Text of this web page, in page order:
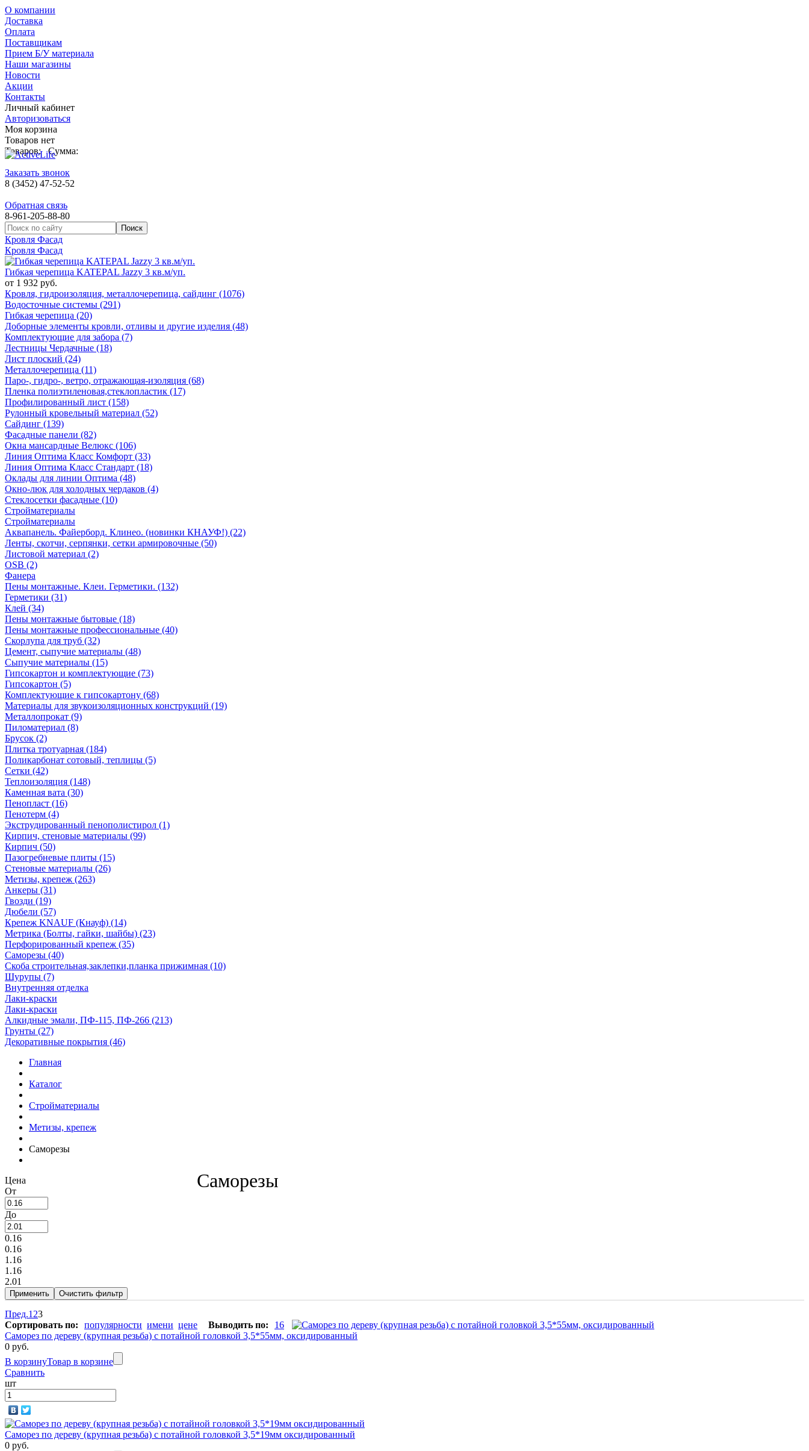
О компании
Доставка
Оплата
Поставщикам
Прием Б/У материала
Наши магазины
Новости
Акции
Контакты
Личный кабинет
Авторизоваться
Моя корзина
Товаров нет
Товаров: Сумма:
Заказать звонок
8 (3452) 47-52-52
Обратная связь
8-961-205-88-80
Кровля Фасад
Кровля Фасад
Гибкая черепица KATEPAL Jazzy 3 кв.м/уп.
от 1 932 руб.
Кровля, гидроизоляция, металлочерепица, сайдинг (1076)
Водосточные системы (291)
Гибкая черепица (20)
Доборные элементы кровли, отливы и другие изделия (48)
Комплектующие для забора (7)
Лестницы Чердачные (18)
Лист плоский (24)
Металлочерепица (11)
Паро-, гидро-, ветро, отражающая-изоляция (68)
Пленка полиэтиленовая,стеклопластик (17)
Профилированный лист (158)
Рулонный кровельный материал (52)
Сайдинг (139)
Фасадные панели (82)
Окна мансардные Велюкс (106)
Линия Оптима Класс Комфорт (33)
Линия Оптима Класс Стандарт (18)
Оклады для линии Оптима (48)
Окно-люк для холодных чердаков (4)
Стеклосетки фасадные (10)
Стройматериалы
Стройматериалы
Аквапанель. Файерборд. Клинео. (новинки КНАУФ!) (22)
Ленты, скотчи, серпянки, сетки армировочные (50)
Листовой материал (2)
OSB (2)
Фанера
Пены монтажные. Клеи. Герметики. (132)
Герметики (31)
Клей (34)
Пены монтажные бытовые (18)
Пены монтажные профессиональные (40)
Скорлупа для труб (32)
Цемент, сыпучие материалы (48)
Сыпучие материалы (15)
Гипсокартон и комплектующие (73)
Гипсокартон (5)
Комплектующие к гипсокартону (68)
Материалы для звукоизоляционных конструкций (19)
Металлопрокат (9)
Пиломатериал (8)
Брусок (2)
Плитка тротуарная (184)
Поликарбонат сотовый, теплицы (5)
Сетки (42)
Теплоизоляция (148)
Каменная вата (30)
Пенопласт (16)
Пенотерм (4)
Экструдированный пенополистирол (1)
Кирпич, стеновые материалы (99)
Кирпич (50)
Пазогребневые плиты (15)
Стеновые материалы (26)
Метизы, крепеж (263)
Анкеры (31)
Гвозди (19)
Дюбели (57)
Крепеж KNAUF (Кнауф) (14)
Метрика (Болты, гайки, шайбы) (23)
Перфорированный крепеж (35)
Саморезы (40)
Скоба строительная,заклепки,планка прижимная (10)
Шурупы (7)
Внутренняя отделка
Лаки-краски
Лаки-краски
Алкидные эмали, ПФ-115, ПФ-266 (213)
Грунты (27)
Декоративные покрытия (46)
Главная
Каталог
Стройматериалы
Метизы, крепеж
Саморезы
Цена
От
До
0.16
0.16
1.16
1.16
2.01
Саморезы
Пред.1 23
Сортировать по:
популярности имени цене Выводить по:
16
Саморез по дереву (крупная резьба) с потайной головкой 3,5*55мм, оксидированный
0 руб.
В корзинуТовар в корзине
Сравнить
шт
Саморез по дереву (крупная резьба) с потайной головкой 3,5*19мм оксидированный
0 руб.